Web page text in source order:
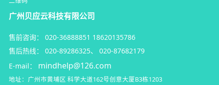
广州贝应云科技有限公司
售前咨询： 020-36888851 18620135786
售后热线：
020-89286325、 020-87682179
E-mail：
mindhelp@126.com
地址：广州市黄埔区 科学大道162号创意大厦B3栋1203